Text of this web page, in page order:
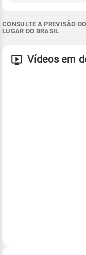
CONSULTE A PREVISÃO
LUGAR DO BRASIL
Vídeos em